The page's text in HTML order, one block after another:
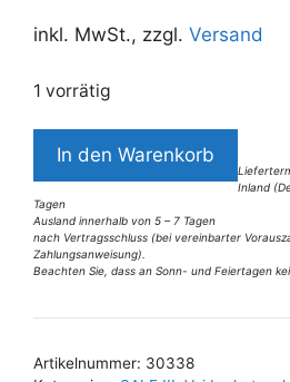
war:
ist:
inkl. MwSt., zzgl. Versand
1 vorrätig
5948VT5
Shopper
Menge
In den Warenkorb
Inland
Tagen
Ausland innerhalb von 5 – 7 Tagen
nach Vertragsschluss (bei vereinbarter
Zahlungsanweisung).
Beachten Sie, dass an Sonn- und Feiertagen
l
e
Artikelnummer: 30338